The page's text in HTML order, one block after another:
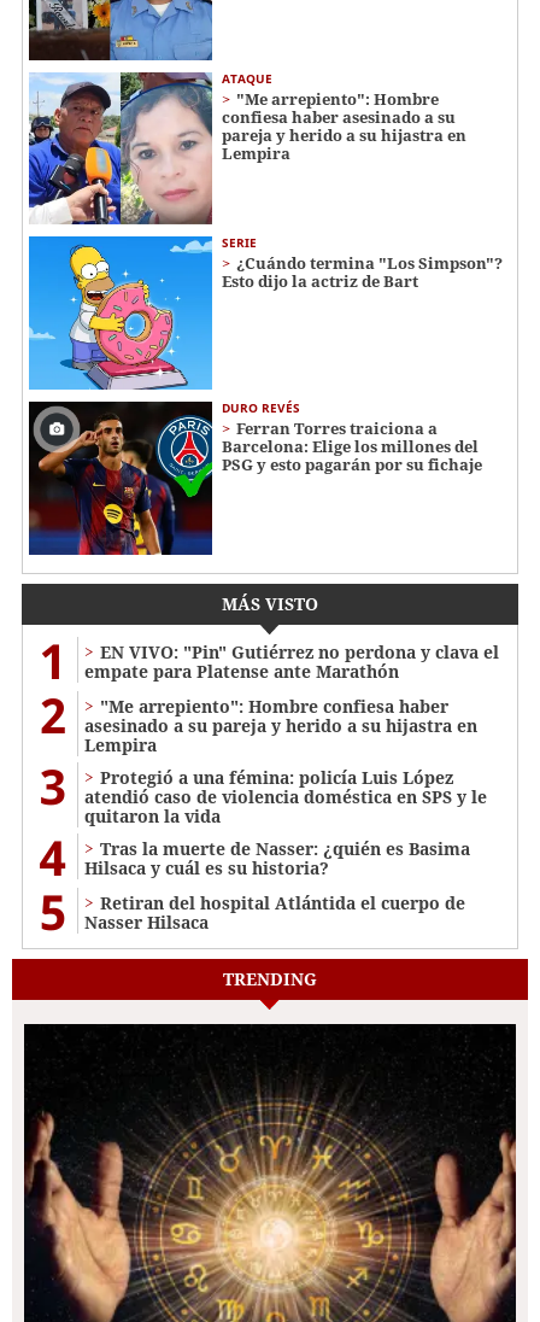
ATAQUE
"Me arrepiento": Hombre
confiesa haber asesinado a su
pareja y herido a su hijastra en
Lempira
SERIE
¿Cuándo termina "Los Simpson"?
Esto dijo la actriz de Bart
DURO REVÉS
Ferran Torres traiciona a
Barcelona: Elige los millones del
PSG y esto pagarán por su fichaje
MÁS VISTO
1
EN VIVO: "Pin" Gutiérrez no perdona y clava el
empate para Platense ante Marathón
2
"Me arrepiento": Hombre confiesa haber
asesinado a su pareja y herido a su hijastra en
Lempira
3
Protegió a una fémina: policía Luis López
atendió caso de violencia doméstica en SPS y le
quitaron la vida
4
Tras la muerte de Nasser: ¿quién es Basima
Hilsaca y cuál es su historia?
5
Retiran del hospital Atlántida el cuerpo de
Nasser Hilsaca
TRENDING